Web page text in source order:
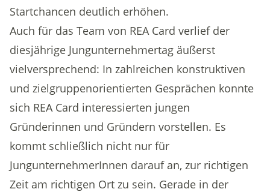
Startchancen deutlich erhöhen.
Auch für das Team von REA Card verlief der
diesjährige Jungunternehmertag äußerst
vielversprechend: In zahlreichen konstruktiven
und zielgruppenorientierten Gesprächen konnte
sich REA Card interessierten jungen
Gründerinnen und Gründern vorstellen. Es
kommt schließlich nicht nur für
JungunternehmerInnen darauf an, zur richtigen
Zeit am richtigen Ort zu sein. Gerade in der